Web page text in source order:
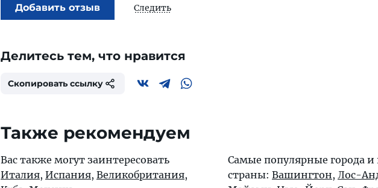
Добавить отзыв Следить
Делитесь тем, что нравится
Скопировать ссылку
Также рекомендуем
Вас также могут заинтересовать
Италия, Испания, Великобритания,
Самые популярные города и
страны: Вашингтон, Лос-